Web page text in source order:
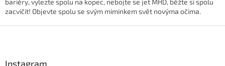
r
zacvičit! Objevte spolu se svým miminkem svět novýma očima.
Instagram